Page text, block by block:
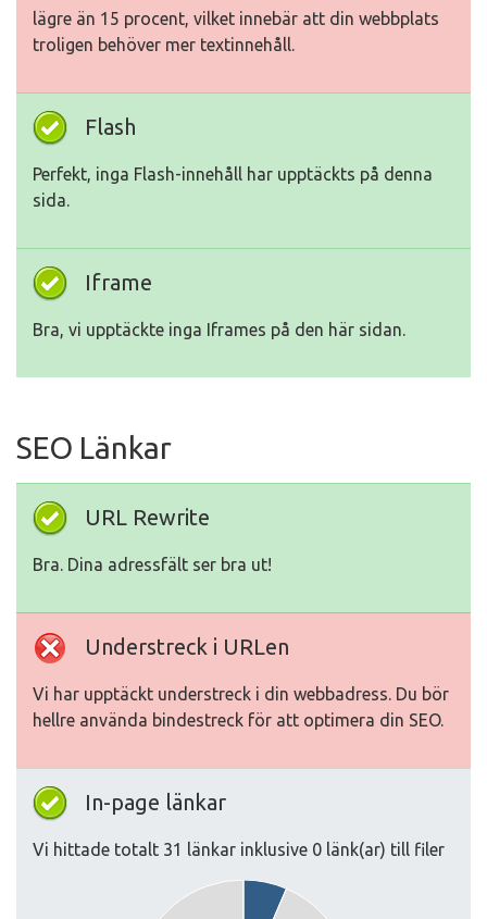
lägre än 15 procent, vilket innebär att din webbplats
troligen behöver mer textinnehåll.
Flash
Perfekt, inga Flash-innehåll har upptäckts på denna
sida.
Iframe
Bra, vi upptäckte inga Iframes på den här sidan.
SEO Länkar
URL Rewrite
Bra. Dina adressfält ser bra ut!
Understreck i URLen
Vi har upptäckt understreck i din webbadress. Du bör
hellre använda bindestreck för att optimera din SEO.
In-page länkar
Vi hittade totalt 31 länkar inklusive 0 länk(ar) till filer